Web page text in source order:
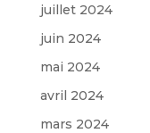
juillet 2024
juin 2024
mai 2024
avril 2024
mars 2024